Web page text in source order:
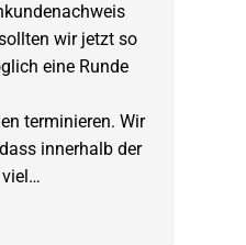
wir jetzt so
eine Runde
terminieren. Wir
innerhalb der